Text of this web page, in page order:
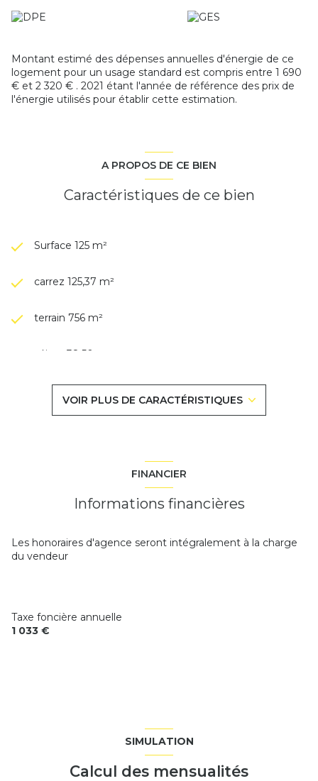
Montant estimé des dépenses annuelles d'énergie de ce
logement pour un usage standard est compris entre 1 690
€ et 2 320 € . 2021 étant l'année de référence des prix de
l'énergie utilisés pour établir cette estimation.
A PROPOS DE CE BIEN
Caractéristiques de ce bien
Surface 125 m²
carrez 125,37 m²
terrain 756 m²
séjour 38,50 m²
construit en 1930
VOIR PLUS DE CARACTÉRISTIQUES
FINANCIER
Informations financières
Les honoraires d'agence seront intégralement à la charge
du vendeur
Taxe foncière annuelle
1 033 €
SIMULATION
Calcul des mensualités